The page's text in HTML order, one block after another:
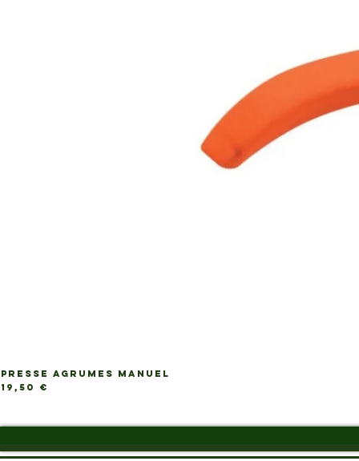
PRESSE AGRUMES MANUEL
Prix
19,50 €